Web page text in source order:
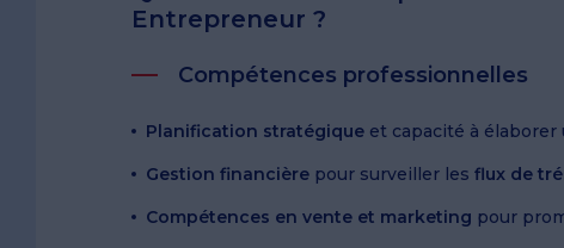
Entrepreneur ?
Compétences professionnelles
Planification stratégique et capacité à élaborer
Gestion financière pour surveiller les flux de
Compétences en vente et marketing pour